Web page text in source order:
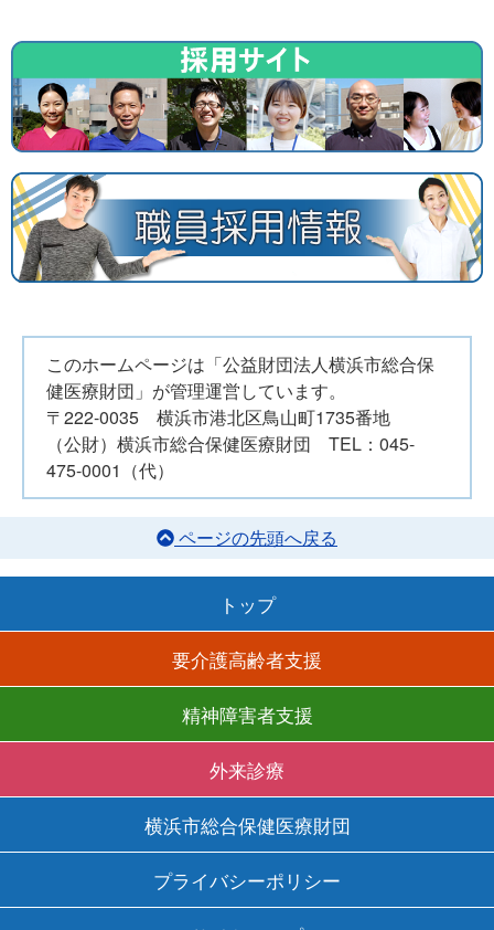
このホームページは「公益財団法人横浜市総合保
健医療財団」が管理運営しています。
〒222-0035 横浜市港北区鳥山町1735番地
（公財）横浜市総合保健医療財団 TEL：045-
475-0001（代）
ページの先頭へ戻る
トップ
要介護高齢者支援
精神障害者支援
外来診療
横浜市総合保健医療財団
プライバシーポリシー